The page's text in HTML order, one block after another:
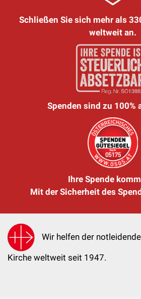
Schließen Sie sich mehr als
weltweit an.
Spenden sind zu 100%
Ihre Spende
Mit der Sicherheit des
Wir helfen der
Kirche weltweit seit 1947.